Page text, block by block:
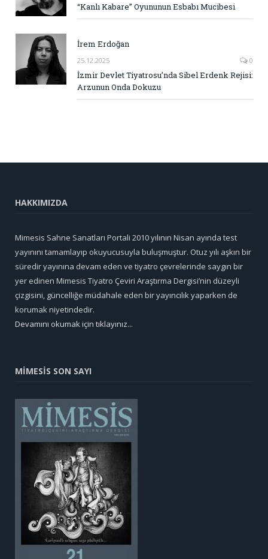
“Kanlı Kabare” Oyununun Esbabı Mucibesi
İrem Erdoğan
25.12.2025 0
İzmir Devlet Tiyatrosu’nda Sibel Erdenk Rejisi:
Arzunun Onda Dokuzu
HAKKIMIZDA
Mimesis Sahne Sanatları Portali 2010 yılının Nisan ayında test
yayınını tamamlayıp okuyucusuyla buluşmuştur. Otuz yılı aşkın bir
süredir yayınına devam eden ve tiyatro çevrelerinde saygın bir
yer edinen Mimesis Tiyatro Çeviri Araştırma Dergisi’nin düzeyli
çizgisini, güncelliğe müdahale eden bir yayıncılık yaparken de
korumak niyetindedir.
Devamını okumak için tıklayınız...
MİMESİS SON SAYI